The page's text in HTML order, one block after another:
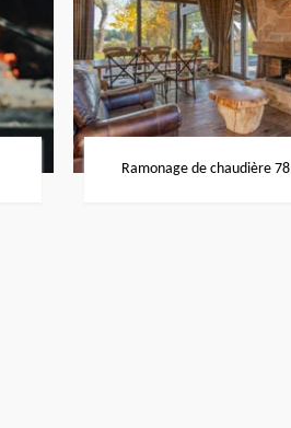
Ramonage de chaudière 78